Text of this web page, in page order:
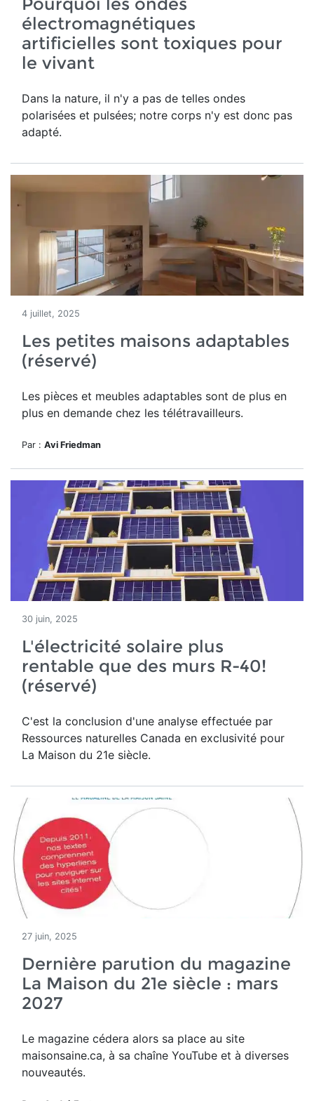
électromagnétiques
artificielles sont toxiques pour
le vivant
Dans la nature, il n'y a pas de telles ondes
polarisées et pulsées; notre corps n'y est donc pas
adapté.
4 juillet, 2025
Les petites maisons adaptables
(réservé)
Les pièces et meubles adaptables sont de plus en
plus en demande chez les télétravailleurs.
Par : Avi Friedman
30 juin, 2025
L'électricité solaire plus
rentable que des murs R-40!
(réservé)
C'est la conclusion d'une analyse effectuée par
Ressources naturelles Canada en exclusivité pour
La Maison du 21e siècle.
27 juin, 2025
Dernière parution du magazine
La Maison du 21e siècle : mars
2027
Le magazine cédera alors sa place au site
maisonsaine.ca, à sa chaîne YouTube et à diverses
nouveautés.